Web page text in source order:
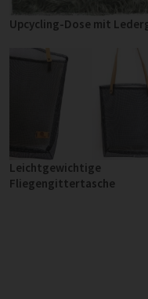
Upcycling-Dose mit
Leichtgewichtige
Fliegengittertasche